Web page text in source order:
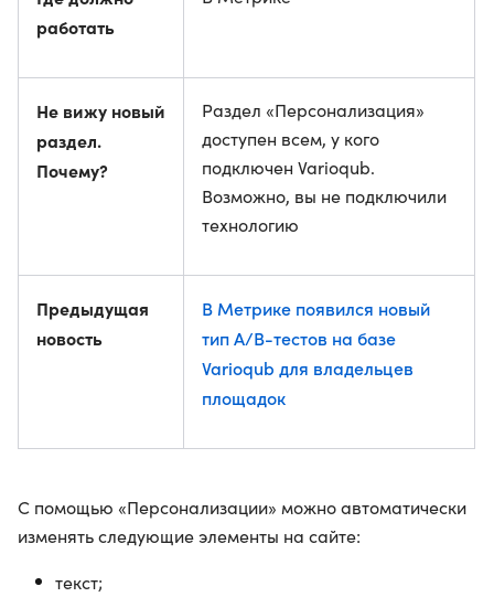
работать
Не вижу новый
раздел.
Почему?
Раздел «Персонализация»
доступен всем, у кого
подключен Varioqub.
Возможно, вы не подключили
технологию
Предыдущая
новость
В Метрике появился новый
тип A/B-тестов на базе
Varioqub для владельцев
площадок
С помощью «Персонализации» можно автоматически
изменять следующие элементы на сайте:
текст;